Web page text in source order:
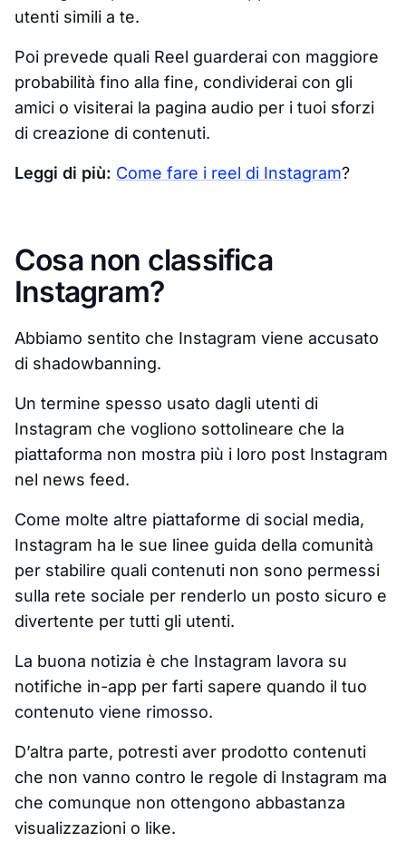
utenti simili a te.
Poi prevede quali Reel guarderai con maggiore
probabilità fino alla fine, condividerai con gli
amici o visiterai la pagina audio per i tuoi sforzi
di creazione di contenuti.
Leggi di più: Come fare i reel di Instagram?
Cosa non classifica
Instagram?
Abbiamo sentito che Instagram viene accusato
di shadowbanning.
Un termine spesso usato dagli utenti di
Instagram che vogliono sottolineare che la
piattaforma non mostra più i loro post Instagram
nel news feed.
Come molte altre piattaforme di social media,
Instagram ha le sue linee guida della comunità
per stabilire quali contenuti non sono permessi
sulla rete sociale per renderlo un posto sicuro e
divertente per tutti gli utenti.
La buona notizia è che Instagram lavora su
notifiche in-app per farti sapere quando il tuo
contenuto viene rimosso.
D’altra parte, potresti aver prodotto contenuti
che non vanno contro le regole di Instagram ma
che comunque non ottengono abbastanza
visualizzazioni o like.